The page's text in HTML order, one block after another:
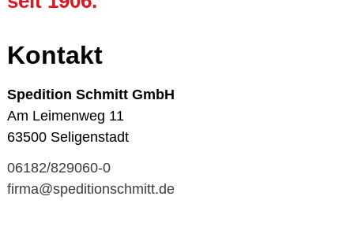
Kontakt
Spedition Schmitt GmbH
Am Leimenweg 11
63500 Seligenstadt
06182/829060-0
firma@speditionschmitt.de